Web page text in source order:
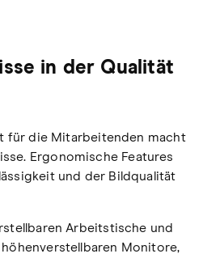
in der Qualität
für die Mitarbeitenden macht
Ergonomische Features
und der Bildqualität
Arbeitstische und
Monitore,